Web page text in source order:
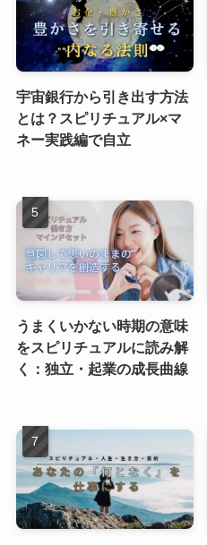
宇宙銀行から引き出す方法
とは？スピリチュアル×マ
ネー実践編で自立
うまくいかない時期の意味
をスピリチュアルに読み解
く：独立・起業の成長曲線